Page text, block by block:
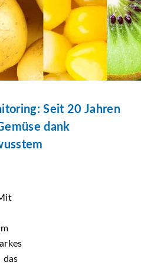
Seit 20 Jahren
dank
das